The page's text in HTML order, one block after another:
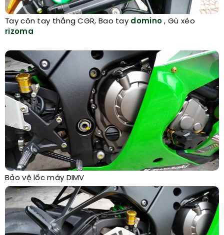
Tay côn tay thắng CGR, Bao tay domino , Gù xéo
rizoma
Bảo vệ lốc máy DIMV